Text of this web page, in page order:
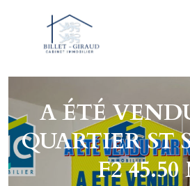
A ÉTÉ
QUARTIER ST
F2 45.50